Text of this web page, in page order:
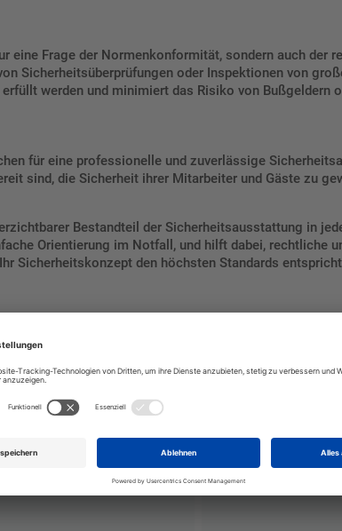
eine Frage der Normenkonformität, sondern auch der
Sicherheitsüberprüfungen oder Inspektionen von
werden und minimiert das Risiko von Bußgeldern
für eine professionelle und zuverlässige
sind, die Sicherheit ihrer Mitarbeiter und Gäste zu
Bestandteil der Sicherheitsausstattung in
Orientierung im Notfall, und hilft dabei, rechtliche
Sicherheitskonzept den höchsten Standards